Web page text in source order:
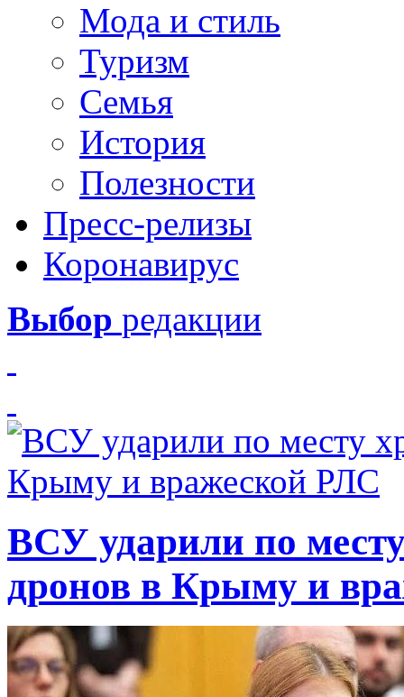
Мода и стиль
Туризм
Семья
История
Полезности
Пресс-релизы
Коронавирус
Выбор редакции
ВСУ ударили по
дронов в Крыму и